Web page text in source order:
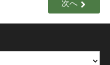
次へ